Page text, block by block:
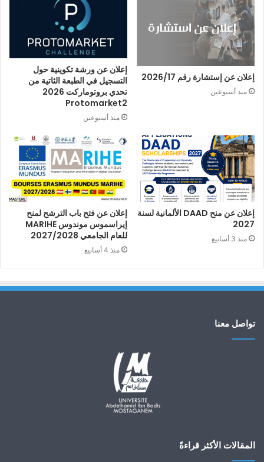
إعلان عن إستشارة رقم 2026/17
منذ أسبوعين
إعلان عن ورشة تكوينية حول
التسجيل في الطبعة الثاتية من
تحدي بروتوماركت 2026
Protomarket2
منذ أسبوعين
إعلان عن منح DAAD الألمانية لسنة
2027
منذ 3 أسابيع
إعلان عن فتح باب الترشح لمنح
إيراسموس موندوس MARIHE
للعام الجامعي 2027/2028
منذ 4 أسابيع
تواصل معنا
المقالات الأكثر قراءةً